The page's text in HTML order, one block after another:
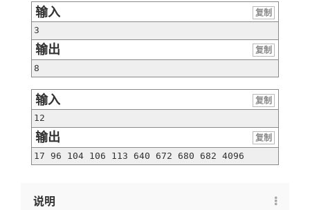
输入
复制
3
输出
复制
8
输入
复制
12
输出
复制
17 96 104 106 113 640 672 680 682 4096
说明